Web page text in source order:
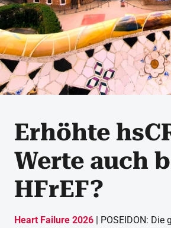
Erhöhte
Werte auch
HFrEF?
Heart Failure 2026 | POSEIDON: Die